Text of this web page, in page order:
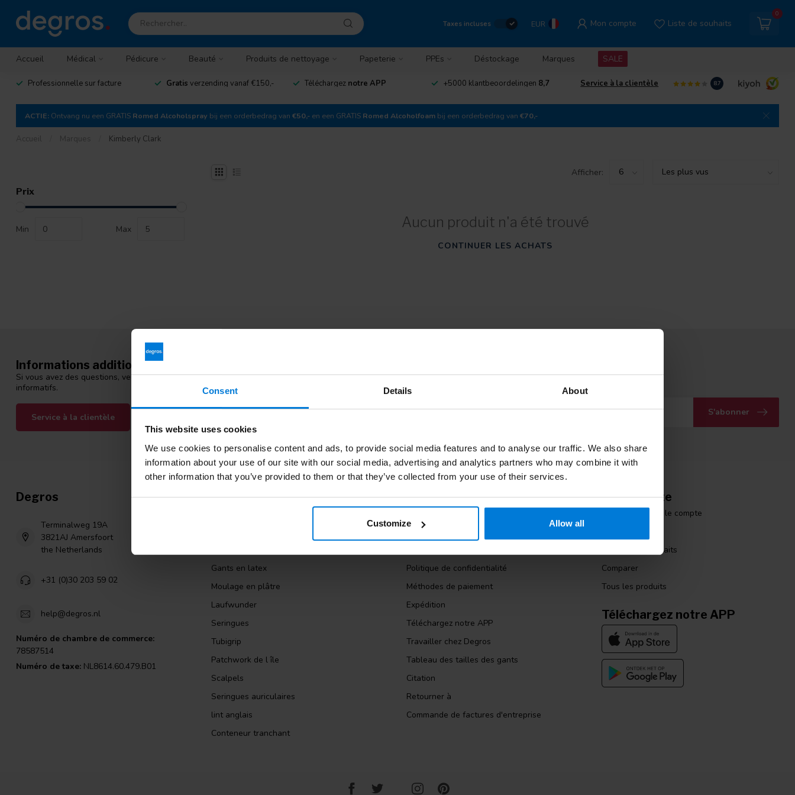
Consent Details About
This website uses cookies
We use cookies to personalise content and ads, to provide social media features and to analyse our traffic. We also share
information about your use of our site with our social media, advertising and analytics partners who may combine it with
other information that you’ve provided to them or that they’ve collected from your use of their services.
Customize Allow all
Taxes incluses EUR Mon compte Liste de souhaits
0
Accueil Médical Pédicure Beauté Produits de nettoyage Papeterie PPEs Déstockage Marques SALE
Professionnelle sur facture Gratis verzending vanaf €150,- Téléchargez notre APP +5000 klantbeoordelingen 8,7 Service à la clientèle 8.7
ACTIE: Ontvang nu een GRATIS Romed Alcoholspray bij een orderbedrag van €50,- en een GRATIS Romed Alcoholfoam bij een orderbedrag van €70,-
Accueil Marques Kimberly Clark
Prix
Min Max
Afficher:
Aucun produit n'a été trouvé
CONTINUER LES ACHATS
Informations additionnelles
Si vous avez des questions, veuillez contacter notre équipe du service clientèle. Ou consultez nos blogs
informatifs.
Service à la clientèle S'abonner
Degros
Terminalweg 19A
3821AJ Amersfoort
the Netherlands
+31 (0)30 203 59 02
help@degros.nl
Numéro de chambre de commerce:
78587514
Numéro de taxe: NL8614.60.479.B01
Catégories
Gants en latex
Moulage en plâtre
Laufwunder
Seringues
Tubigrip
Patchwork de l île
Scalpels
Seringues auriculaires
lint anglais
Conteneur tranchant
Informations
Conditions générales
Politique de confidentialité
Méthodes de paiement
Expédition
Téléchargez notre APP
Travailler chez Degros
Tableau des tailles des gants
Citation
Retourner à
Commande de factures d'entreprise
Mon compte
Informations sur le compte
Ma liste de souhaits
Comparer
Tous les produits
Téléchargez notre APP